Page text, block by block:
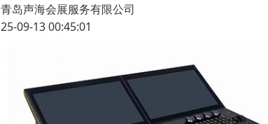
青岛声海会展服务有限公司
25-09-13 00:45:01